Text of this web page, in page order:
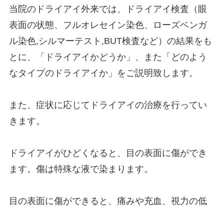
当院のドライアイ外来では、ドライアイ検査（眼
表面の状態、フルオレセイン染色、ローズベンガ
ル染色,シルマーテスト,BUT検査など）の結果をも
とに、「ドライアイかどうか」、また「どのよう
なタイプのドライアイか」をご説明致します。
また、症状に応じてドライアイの治療を行ってい
きます。
ドライアイがひどくなると、目の表面に傷ができ
ます。傷は特殊な液で染まります。
目の表面に傷ができると、痛みや充血、視力の低